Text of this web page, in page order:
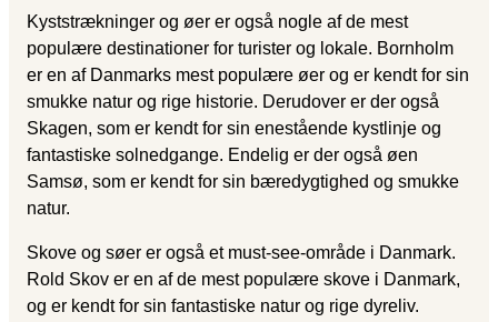
Kyststrækninger og øer er også nogle af de mest
populære destinationer for turister og lokale. Bornholm
er en af Danmarks mest populære øer og er kendt for sin
smukke natur og rige historie. Derudover er der også
Skagen, som er kendt for sin enestående kystlinje og
fantastiske solnedgange. Endelig er der også øen
Samsø, som er kendt for sin bæredygtighed og smukke
natur.
Skove og søer er også et must-see-område i Danmark.
Rold Skov er en af de mest populære skove i Danmark,
og er kendt for sin fantastiske natur og rige dyreliv.